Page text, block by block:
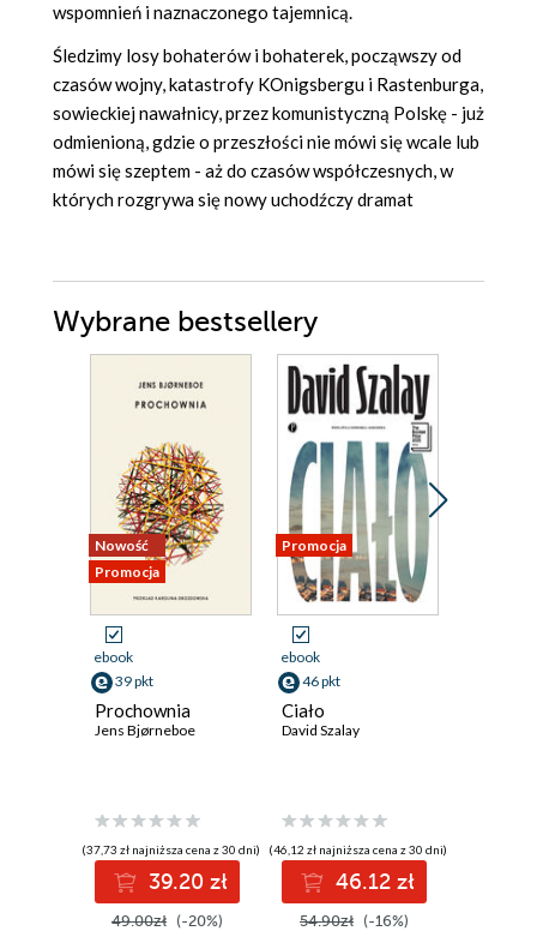
wspomnień i naznaczonego tajemnicą.
Śledzimy losy bohaterów i bohaterek, począwszy od
czasów wojny, katastrofy KOnigsbergu i Rastenburga,
sowieckiej nawałnicy, przez komunistyczną Polskę - już
odmienioną, gdzie o przeszłości nie mówi się wcale lub
mówi się szeptem - aż do czasów współczesnych, w
których rozgrywa się nowy uchodźczy dramat
Wybrane bestsellery
Nowość
Promocja
ebook
39 pkt
Prochownia
Jens Bjørneboe
(37,73 zł najniższa cena z 30 dni)
39.20 zł
49.00zł (-20%)
Promocja
ebook
46 pkt
Ciało
David Szalay
(46,12 zł najniższa cena z 30 dni)
46.12 zł
54.90zł (-16%)